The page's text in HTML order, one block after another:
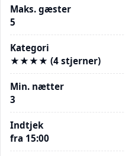
Maks. gæster
5
Kategori
★★★★ (4 stjerner)
Min. nætter
3
Indtjek
fra 15:00